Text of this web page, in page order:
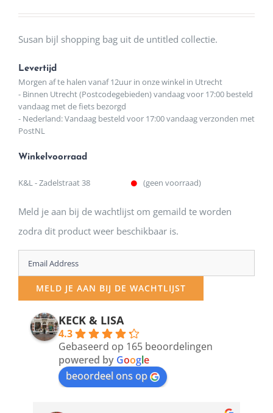
Susan bijl shopping bag uit de untitled collectie.
Levertijd
Morgen af te halen vanaf 12uur in onze winkel in Utrecht
- Binnen Utrecht (Postcodegebieden) vandaag voor 17:00 besteld
vandaag met de fiets bezorgd
- Nederland: Vandaag besteld voor 17:00 vandaag verzonden met
PostNL
Winkelvoorraad
K&L - Zadelstraat 38 (geen voorraad)
Meld je aan bij de wachtlijst om gemaild te worden
zodra dit product weer beschikbaar is.
Enter
your
email
address
MELD JE AAN BIJ DE WACHTLIJST
KECK & LISA
4.3
Gebaseerd op 165 beoordelingen
powered by Google
beoordeel ons op